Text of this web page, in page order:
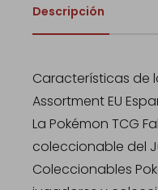
Descripción
Características de
Assortment EU
La Pokémon TCG
coleccionable del
Coleccionables